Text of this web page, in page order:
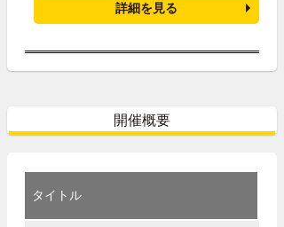
詳細を見る
開催概要
タイトル